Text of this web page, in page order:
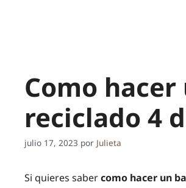
Como
reciclado 4
julio 17, 2023 por Julieta
Si quieres sabercomo hacer un